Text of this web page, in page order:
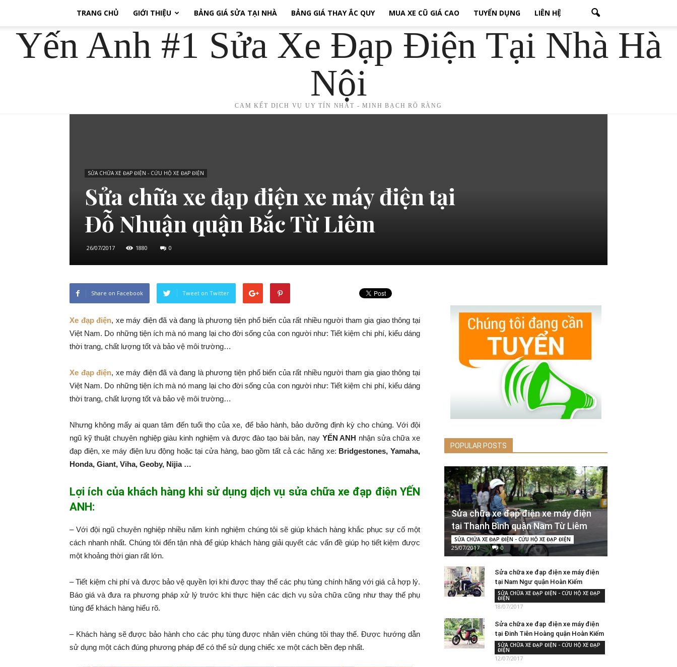
TRANG CHỦ GIỚI THIỆU BẢNG GIÁ SỬA TẠI NHÀ BẢNG GIÁ THAY ẮC QUY MUA XE CŨ GIÁ CAO TUYỂN DỤNG LIÊN HỆ
Yến Anh #1 Sửa Xe Đạp Điện Tại Nhà Hà
Nội
CAM KẾT DỊCH VỤ UY TÍN NHẤT - MINH BẠCH RÕ RÀNG
SỬA CHỮA XE ĐẠP ĐIỆN - CỨU HỘ XE ĐẠP ĐIỆN
Sửa chữa xe đạp điện xe máy điện tại
Đỗ Nhuận quận Bắc Từ Liêm
26/07/2017 1880 0
Share on Facebook Tweet on Twitter
Xe đạp điện, xe máy điện đã và đang là phương tiện phổ biến của rất nhiều người tham gia giao thông tại
Việt Nam. Do những tiện ích mà nó mang lại cho đời sống của con người như: Tiết kiệm chi phí, kiểu dáng
thời trang, chất lượng tốt và bảo vệ môi trường…
Xe đạp điện, xe máy điện đã và đang là phương tiện phổ biến của rất nhiều người tham gia giao thông tại
Việt Nam. Do những tiện ích mà nó mang lại cho đời sống của con người như: Tiết kiệm chi phí, kiểu dáng
thời trang, chất lượng tốt và bảo vệ môi trường…
Nhưng không mấy ai quan tâm đến tuổi thọ của xe, để bảo hành, bảo dưỡng định kỳ cho chúng. Với đội
ngũ kỹ thuật chuyên nghiệp giàu kinh nghiệm và được đào tạo bài bản, nay YẾN ANH nhận sửa chữa xe
đạp điện, xe máy điện lưu động hoặc tại cửa hàng, bao gồm tất cả các hãng xe: Bridgestones, Yamaha,
Honda, Giant, Viha, Geoby, Nijia …
Lợi ích của khách hàng khi sử dụng dịch vụ sửa chữa xe đạp điện YẾN
ANH:
– Với đội ngũ chuyên nghiệp nhiều năm kinh nghiệm chúng tôi sẽ giúp khách hàng khắc phục sự cố một
cách nhanh nhất. Chúng tôi đến tận nhà để giúp khách hàng giải quyết các vấn đề giúp họ tiết kiệm được
một khoảng thời gian rất lớn.
– Tiết kiệm chi phí và được bảo vệ quyền lợi khi được thay thế các phụ tùng chính hãng với giá cả hợp lý.
Báo giá và đưa ra phương pháp xử lý trước khi thực hiện các dịch vụ sửa chữa cũng như thay thế phụ
tùng để khách hàng hiểu rõ.
– Khách hàng sẽ được bảo hành cho các phụ tùng được nhân viên chúng tôi thay thế. Được hướng dẫn
sử dụng một cách đúng phương pháp để có thể sử dụng chiếc xe một cách bền đẹp nhất.
POPULAR POSTS
Sửa chữa xe đạp điện xe máy điện
tại Thanh Bình quận Nam Từ Liêm
SỬA CHỮA XE ĐẠP ĐIỆN - CỨU HỘ XE ĐẠP ĐIỆN
25/07/2017 0
Sửa chữa xe đạp điện xe máy điện
tại Nam Ngư quận Hoàn Kiếm
SỬA CHỮA XE ĐẠP ĐIỆN - CỨU HỘ XE ĐẠP
ĐIỆN
18/07/2017
Sửa chữa xe đạp điện xe máy điện
tại Đinh Tiên Hoàng quận Hoàn Kiếm
SỬA CHỮA XE ĐẠP ĐIỆN - CỨU HỘ XE ĐẠP
ĐIỆN
12/07/2017